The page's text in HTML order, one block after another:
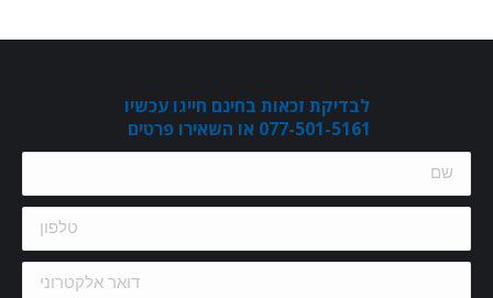
לבדיקת זכאות בחינם חייגו עכשיו
077-501-5161 או השאירו פרטים